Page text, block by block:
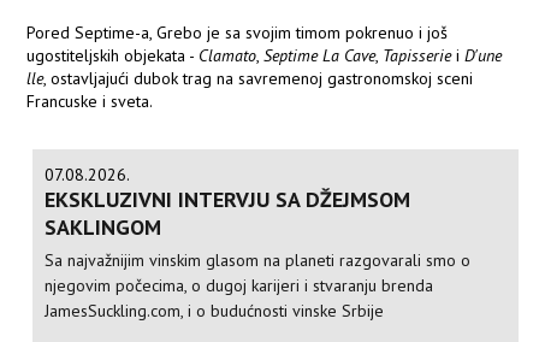
Pored Septime-a, Grebo je sa svojim timom pokrenuo i još
ugostiteljskih objekata - Clamato,Septime La Cave, TapisserieiD'une
lle, ostavljajući dubok trag na savremenoj gastronomskoj sceni
Francuske i sveta.
07.08.2026.
EKSKLUZIVNI INTERVJU SA DŽEJMSOM
SAKLINGOM
Sa najvažnijim vinskim glasom na planeti razgovarali smo o
njegovim počecima, o dugoj karijeri i stvaranju brenda
JamesSuckling.com, i o budućnosti vinske Srbije